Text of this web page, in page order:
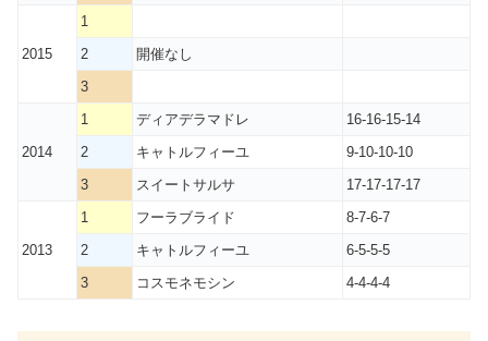
2015
1
2
開催なし
3
2014
1 ディアデラマドレ
16-16-15-14
2
キャトルフィーユ
9-10-10-10
3
スイートサルサ 17-17-17-17
2013
1 フーラブライド
8-7-6-7
2
キャトルフィーユ
6-5-5-5
3
コスモネモシン 4-4-4-4